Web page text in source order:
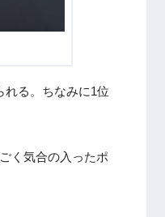
れる。ちなみに1位
く気合の入ったポ